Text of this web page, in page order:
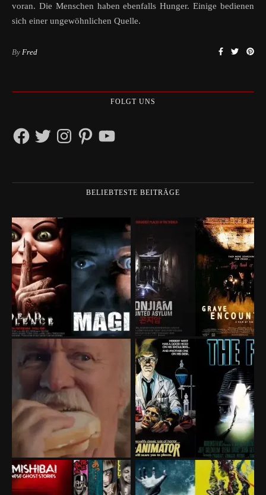
voran. Die Menschen haben ebenfalls Hunger. Einige bedienen
sich einer ungewöhnlichen Quelle.
By Fred
FOLGT UNS
FacebookTwitterInstagramPinterestYouTube
BELIEBTESTE BEITRÄGE